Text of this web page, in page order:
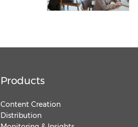
Products
Content Creation
Distribution